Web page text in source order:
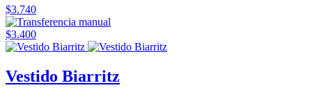
$3.740
$3.400
Vestido Biarritz